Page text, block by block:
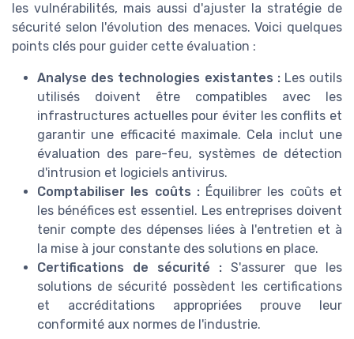
les vulnérabilités, mais aussi d'ajuster la stratégie de
sécurité selon l'évolution des menaces. Voici quelques
points clés pour guider cette évaluation :
Analyse des technologies existantes :Les outils
utilisés doivent être compatibles avec les
infrastructures actuelles pour éviter les conflits et
garantir une efficacité maximale. Cela inclut une
évaluation des pare-feu, systèmes de détection
d'intrusion et logiciels antivirus.
Comptabiliser les coûts :Équilibrer les coûts et
les bénéfices est essentiel. Les entreprises doivent
tenir compte des dépenses liées à l'entretien et à
la mise à jour constante des solutions en place.
Certifications de sécurité : S'assurer que les
solutions de sécurité possèdent les certifications
et accréditations appropriées prouve leur
conformité aux normes de l'industrie.